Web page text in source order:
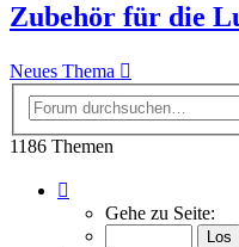
Zubehör für die
Neues Thema
1186 Themen
von
Gehe zu Seite: